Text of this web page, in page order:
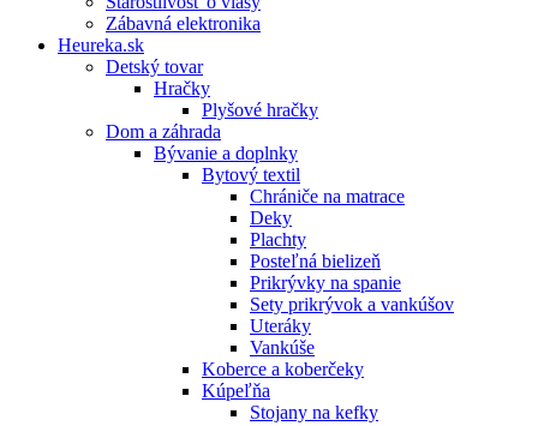
Zábavná elektronika
Heureka.sk
Detský tovar
Hračky
Plyšové hračky
Dom a záhrada
Bývanie a doplnky
Bytový textil
Chrániče na matrace
Deky
Plachty
Posteľná bielizeň
Prikrývky na spanie
Sety prikrývok a vankúšov
Uteráky
Vankúše
Koberce a koberčeky
Kúpeľňa
Stojany na kefky